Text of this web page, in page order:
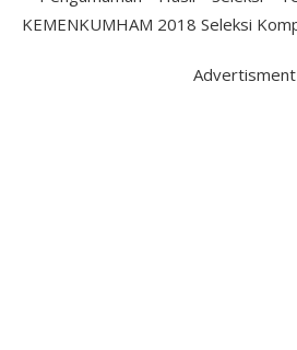
Advertisment